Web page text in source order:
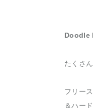
Doodle
たくさ
フリー
＆ハー